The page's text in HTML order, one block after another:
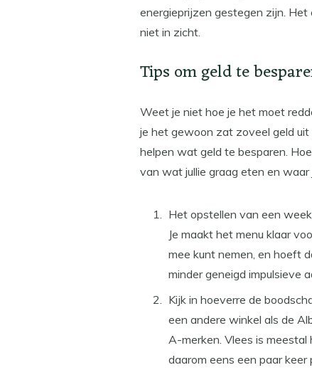
energieprijzen gestegen zijn.
niet in zicht.
Tips om geld te
Weet je niet hoe je het moet
je het gewoon zat zoveel geld
helpen wat geld te besparen.
van wat jullie graag eten en
Het opstellen van een
Je maakt het menu klaar
mee kunt nemen, en hoeft
minder geneigd impulsieve
Kijk in hoeverre de
een andere winkel als de
A-merken. Vlees is
daarom eens een paar